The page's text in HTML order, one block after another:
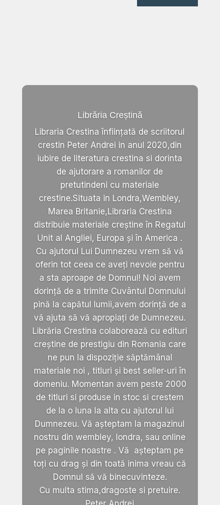
Librăria Creștină
Libraria Crestina înființată de scriitorul
crestin Peter Andrei in anul 2020,din
iubire de literatura crestina si dorinta
de ajutorare a romanilor de
pretutindeni cu materiale
crestine.Situata in Londra,Wembley,
Marea Britanie,Libraria Crestina
distribuie materiale creștine în Regatul
Unit al Angliei, Europa și în America .
Cu ajutorul Lui Dumnezeu vrem să vă
oferin tot ceea ce aveți nevoie pentru
a sta aproape de Domnul! Noi avem
dorință de a trimite Cuvântul Domnului
pină la capătul lumii,avem dorință de a
vă ajuta să vă apropiați de Dumnezeu.
Librăria Crestina colaborează cu edituri
creștine de prestigiu din Romania care
ne pun la dispoziție săptămânal
materiale noi , titluri și best seller-uri în
domeniu. Momentan avem peste 2000
de titluri si produse in stoc si crestem
de la o luna la alta cu ajutorul lui
Dumnezeu. Vă așteptam la magazinul
nostru din wembley, londra, sau online
pe paginile noastre . Vă așteptam pe
toți cu drag și din toată inima vreau că
Domnul să vă binecuvinteze.
Cu multa stima,dragoste si pretuire.